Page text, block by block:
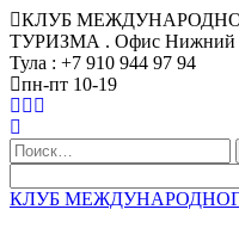
КЛУБ
ТУРИЗМА . Офис Нижний
Тула : +7 910 944 97 94
пн-пт 10-19
Найти:
КЛУБ